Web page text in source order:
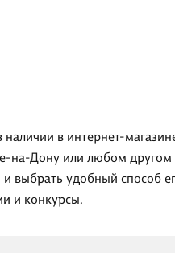
в интернет-
на-Дону или любом
выбрать удобный способ
и конкурсы.